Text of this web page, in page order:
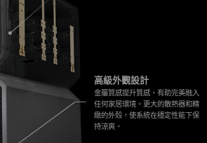
高級外觀設計
金屬質感提升質感，有助完美融入
任何家居環境。更大的散熱器和精
緻的外殼，使系統在穩定性能下保
持涼爽。